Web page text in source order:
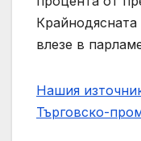
влезе в
Нашия
Търговско-